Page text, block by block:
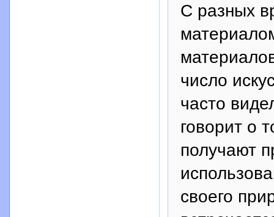
С разных
число
часто
говорит о
получают
своего